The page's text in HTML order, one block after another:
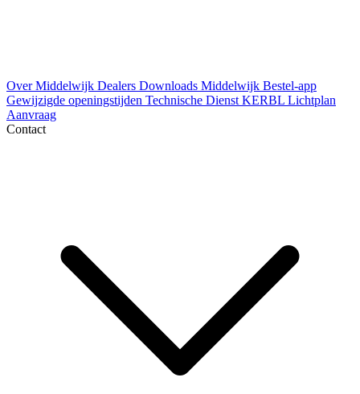
Over Middelwijk Dealers Downloads Middelwijk Bestel-app
Gewijzigde openingstijden Technische Dienst KERBL Lichtplan
Aanvraag
Contact